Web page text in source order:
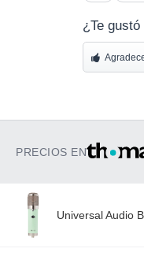
¿Te
PRECIOS EN
Universal Audio